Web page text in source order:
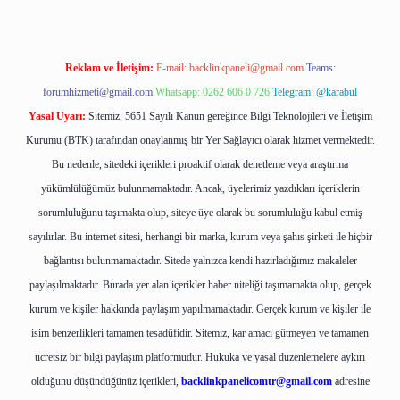
Reklam ve İletişim: E-mail: backlinkpaneli@gmail.com Teams:
forumhizmeti@gmail.com Whatsapp: 0262 606 0 726 Telegram: @karabul
Yasal Uyarı: Sitemiz, 5651 Sayılı Kanun gereğince Bilgi Teknolojileri ve İletişim
Kurumu (BTK) tarafından onaylanmış bir Yer Sağlayıcı olarak hizmet vermektedir.
Bu nedenle, sitedeki içerikleri proaktif olarak denetleme veya araştırma
yükümlülüğümüz bulunmamaktadır. Ancak, üyelerimiz yazdıkları içeriklerin
sorumluluğunu taşımakta olup, siteye üye olarak bu sorumluluğu kabul etmiş
sayılırlar. Bu internet sitesi, herhangi bir marka, kurum veya şahıs şirketi ile hiçbir
bağlantısı bulunmamaktadır. Sitede yalnızca kendi hazırladığımız makaleler
paylaşılmaktadır. Burada yer alan içerikler haber niteliği taşımamakta olup, gerçek
kurum ve kişiler hakkında paylaşım yapılmamaktadır. Gerçek kurum ve kişiler ile
isim benzerlikleri tamamen tesadüfidir. Sitemiz, kar amacı gütmeyen ve tamamen
ücretsiz bir bilgi paylaşım platformudur. Hukuka ve yasal düzenlemelere aykırı
olduğunu düşündüğünüz içerikleri, backlinkpanelicomtr@gmail.comadresine